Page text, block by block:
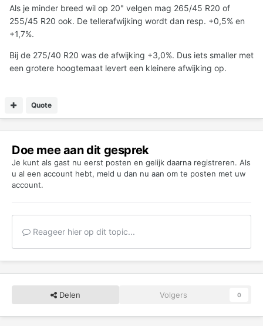
Als je minder breed wil op 20" velgen mag 265/45 R20 of
255/45 R20 ook. De tellerafwijking wordt dan resp. +0,5% en
+1,7%.
Bij de 275/40 R20 was de afwijking +3,0%. Dus iets smaller met
een grotere hoogtemaat levert een kleinere afwijking op.
Quote
Doe mee aan dit gesprek
Je kunt als gast nu eerst posten en gelijk daarna registreren. Als
u al een account hebt, meld u dan nu aan om te posten met uw
account.
Reageer hier op dit topic...
Delen Volgers 0